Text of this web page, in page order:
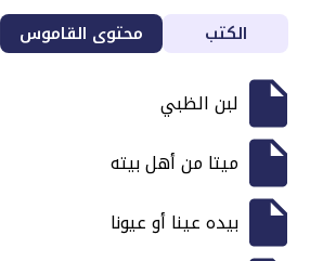
الكتب محتوى القاموس
لبن الظبي
ميتا من أهل بيته
بيده عينا أو عيونا